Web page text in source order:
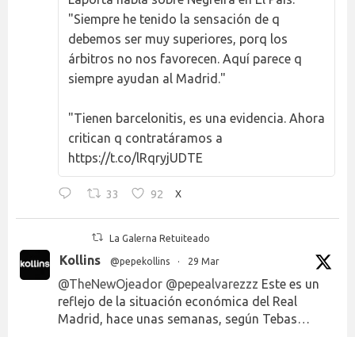
"Siempre he tenido la sensación de q
debemos ser muy superiores, porq los
árbitros no nos favorecen. Aquí parece q
siempre ayudan al Madrid."
"Tienen barcelonitis, es una evidencia. Ahora
critican q contratáramos a
https://t.co/lRqryjUDTE
33 92 X
La Galerna Retuiteado
Kollins @pepekollins · 29 Mar
@TheNewOjeador @pepealvarezzz Este es un
reflejo de la situación económica del Real
Madrid, hace unas semanas, según Tebas…